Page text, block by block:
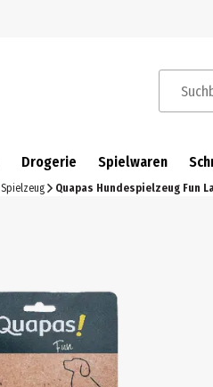
Drogerie Spielwaren
Spielzeug Quapas Hundespielzeug Fun